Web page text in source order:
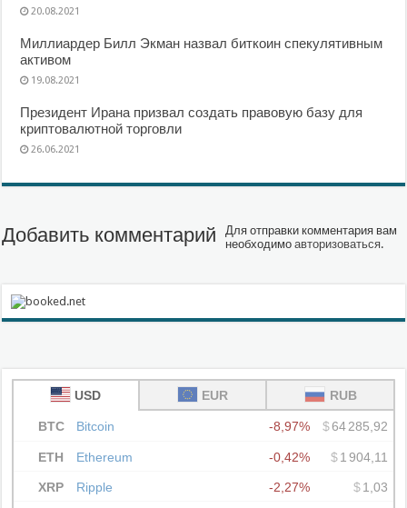
20.08.2021
Миллиардер Билл Экман назвал биткоин спекулятивным
активом
19.08.2021
Президент Ирана призвал создать правовую базу для
криптовалютной торговли
26.06.2021
Добавить комментарий
Для отправки комментария вам
необходимоавторизоваться.